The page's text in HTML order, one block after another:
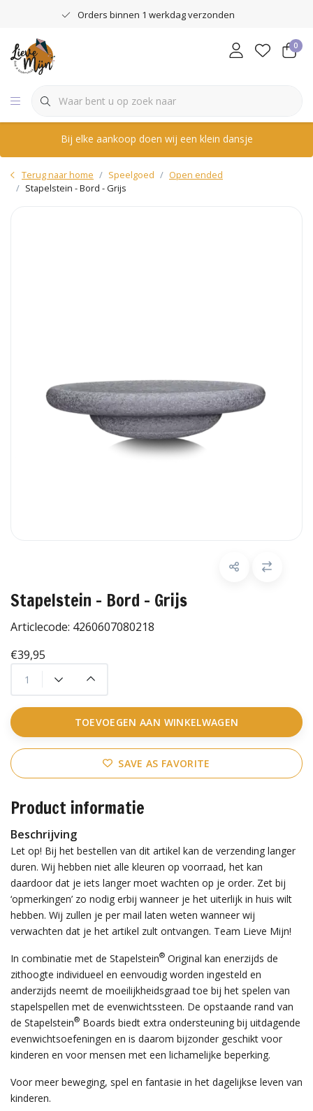
Orders binnen 1 werkdag verzonden
0
Bij elke aankoop doen wij een klein dansje
Terug naar home Speelgoed
Open ended
Stapelstein - Bord - Grijs
Stapelstein - Bord - Grijs
Articlecode: 4260607080218
€39,95
TOEVOEGEN AAN WINKELWAGEN
SAVE AS FAVORITE
Product informatie
Beschrijving
Let op! Bij het bestellen van dit artikel kan de verzending langer
duren. Wij hebben niet alle kleuren op voorraad, het kan
daardoor dat je iets langer moet wachten op je order. Zet bij
‘opmerkingen’ zo nodig erbij wanneer je het uiterlijk in huis wilt
hebben. Wij zullen je per mail laten weten wanneer wij
verwachten dat je het artikel zult ontvangen. Team Lieve Mijn!
In combinatie met de Stapelstein® Original kan enerzijds de
zithoogte individueel en eenvoudig worden ingesteld en
anderzijds neemt de moeilijkheidsgraad toe bij het spelen van
stapelspellen met de evenwichtssteen. De opstaande rand van
de Stapelstein® Boards biedt extra ondersteuning bij uitdagende
evenwichtsoefeningen en is daarom bijzonder geschikt voor
kinderen en voor mensen met een lichamelijke beperking.
Voor meer beweging, spel en fantasie in het dagelijkse leven van
kinderen.